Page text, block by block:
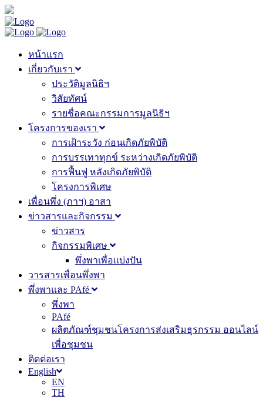
หน้าแรก
เกี่ยวกับเรา
ประวัติมูลนิธิฯ
วิสัยทัศน์
รายชื่อคณะกรรมการมูลนิธิฯ
โครงการของเรา
การเฝ้าระวัง ก่อนเกิดภัยพิบัติ
การบรรเทาทุกข์ ระหว่างเกิดภัยพิบัติ
การฟื้นฟู หลังเกิดภัยพิบัติ
โครงการพิเศษ
เพื่อนพึ่ง (ภาฯ) อาสา
ข่าวสารและกิจกรรม
ข่าวสาร
กิจกรรมพิเศษ
พึ่งพาเพื่อแบ่งปัน
วารสารเพื่อนพึ่งพา
พึ่งพาและ PAfé
พึ่งพา
PAfé
ผลิตภัณฑ์ชุมชนโครงการส่งเสริมธุรกรรม ออนไลน์
เพื่อชุมชน
ติดต่อเรา
English
EN
TH